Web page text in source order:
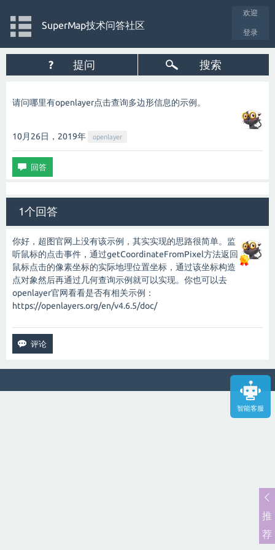
智能客服
欢迎
登录
SuperMap技术问答社区
? 提问 搜索
请问哪里有openlayer点击查询多边形信息的示例。
10月26日，2019年 openlayer
1个回答
你好，超图官网上没有该示例，其实实现的思路很简单。监
听鼠标的点击事件，通过getCoordinateFromPixel方法返回
鼠标点击的像素坐标的实际地理位置坐标，通过该坐标构造
点对象然后再通过几何查询示例就可以实现。你也可以去
openlayer官网看看是否有相关示例：
https://openlayers.org/en/v4.6.5/doc/